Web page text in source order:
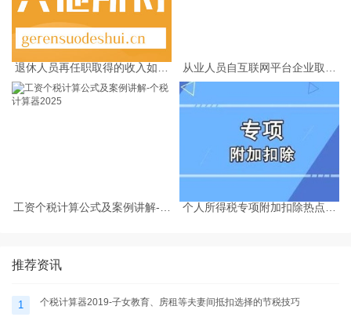
退休人员再任职取得的收入如何
从业人员自互联网平台企业取得
劳务报酬所得的个人所得税预扣
工资个税计算公式及案例讲解-个
个人所得税专项附加扣除热点问
推荐资讯
1 个税计算器2019-子女教育、房租等夫妻间抵扣选择的节税技巧